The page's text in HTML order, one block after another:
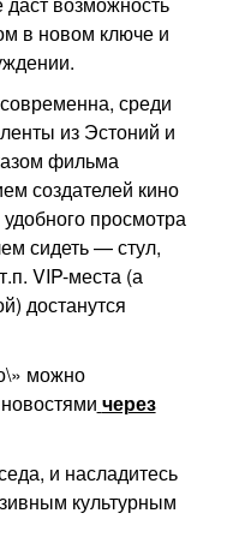
в новом ключе и
среди
из Эстоний и
фильма
создателей кино
просмотра
сидеть — стул,
VIP-места (а
достанутся
можно
через
и насладитесь
культурным